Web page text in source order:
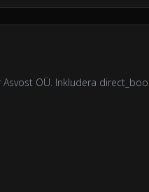
OÜ. Inkludera